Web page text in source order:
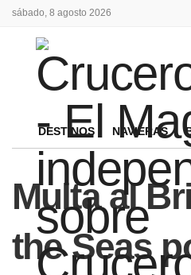
sábado, 8 agosto 2026
DESTINOS NAVIERAS
Multa al
the Seas